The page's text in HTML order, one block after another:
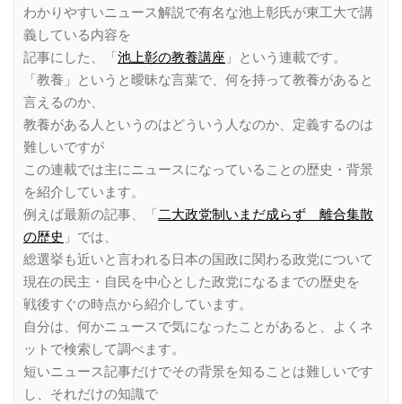
わかりやすいニュース解説で有名な池上彰氏が東工大で講
義している内容を
記事にした、「池上彰の教養講座 」という連載です。
「教養」というと曖昧な言葉で、何を持って教養があると
言えるのか、
教養がある人というのはどういう人なのか、定義するのは
難しいですが
この連載では主にニュースになっていることの歴史・背景
を紹介しています。
例えば最新の記事、「二大政党制いまだ成らず 離合集散
の歴史 」では、
総選挙も近いと言われる日本の国政に関わる政党について
現在の民主・自民を中心とした政党になるまでの歴史を
戦後すぐの時点から紹介しています。
自分は、何かニュースで気になったことがあると、よくネ
ットで検索して調べます。
短いニュース記事だけでその背景を知ることは難しいです
し、それだけの知識で